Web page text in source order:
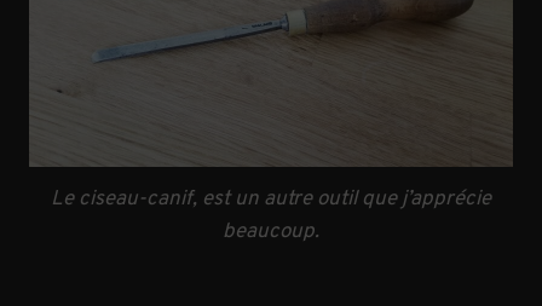
Le ciseau-canif, est un autre outil que j’apprécie
beaucoup.